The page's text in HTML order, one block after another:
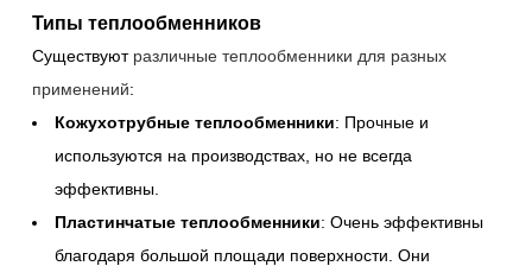
Типы теплообменников
Существуют различные теплообменники для разных
применений:
Кожухотрубные теплообменники: Прочные и
используются на производствах, но не всегда
эффективны.
Пластинчатые теплообменники: Очень эффективны
благодаря большой площади поверхности. Они